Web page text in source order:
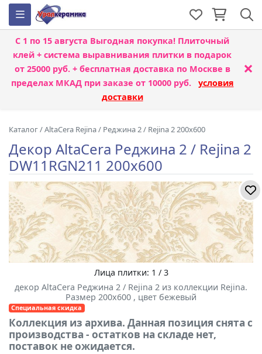
С 1 по 15 августа Выгодная покупка! Плиточный
клей + система выравнивания плитки в подарок
от 25000 руб. + бесплатная доставка по Москве в
пределах МКАД при заказе от 10000 руб. условия
доставки
×
Каталог/AltaCera Rejina/ Реджина 2 / Rejina 2 200x600
Декор AltaCera Реджина 2 / Rejina 2
DW11RGN211 200x600
Лица плитки: 1 / 3
декор AltaCera Реджина 2 / Rejina 2 из коллекции Rejina.
Размер 200x600 , цвет бежевый
Специальная скидка
Коллекция из архива. Данная позиция снята с
производства - остатков на складе нет,
поставок не ожидается.